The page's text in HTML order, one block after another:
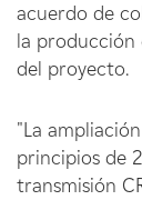
acuerdo de
la producción
del proyecto.
"La
principios de
transmisión